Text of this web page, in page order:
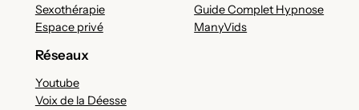
Sexothérapie
Espace privé
Guide Complet Hypnose
ManyVids
Réseaux
Youtube
Voix de la Déesse